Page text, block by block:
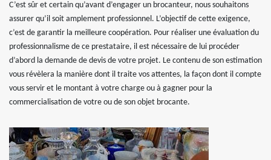
C’est sûr et certain qu’avant d’engager un brocanteur, nous souhaitons
assurer qu’il soit amplement professionnel. L’objectif de cette exigence,
c’est de garantir la meilleure coopération. Pour réaliser une évaluation du
professionnalisme de ce prestataire, il est nécessaire de lui procéder
d’abord la demande de devis de votre projet. Le contenu de son estimation
vous révèlera la manière dont il traite vos attentes, la façon dont il compte
vous servir et le montant à votre charge ou à gagner pour la
commercialisation de votre ou de son objet brocante.